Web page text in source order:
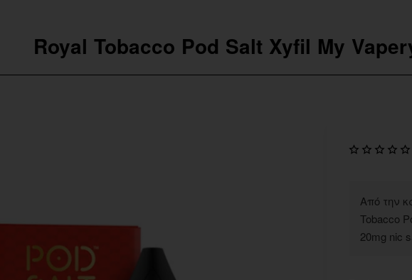
Royal Tobacco Pod Salt Xyfil My
Από την
Tobacco
20mg nic